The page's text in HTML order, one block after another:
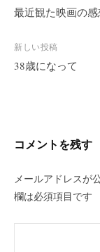
稿
ビ
ゲ
ン
最近観た映画の
新しい投稿
38歳になって
コメントを残す
メールアドレスが
欄は必須項目です